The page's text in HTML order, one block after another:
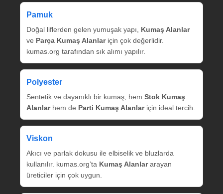
Pamuk
Doğal liflerden gelen yumuşak yapı, Kumaş Alanlar
ve Parça Kumaş Alanlariçin çok değerlidir.
kumas.org tarafından sık alımı yapılır.
Polyester
Sentetik ve dayanıklı bir kumaş; hem Stok Kumaş
Alanlarhem de Parti Kumaş Alanlariçin ideal tercih.
Viskon
Akıcı ve parlak dokusu ile elbiselik ve bluzlarda
kullanılır. kumas.org’ta Kumaş Alanlararayan
üreticiler için çok uygun.